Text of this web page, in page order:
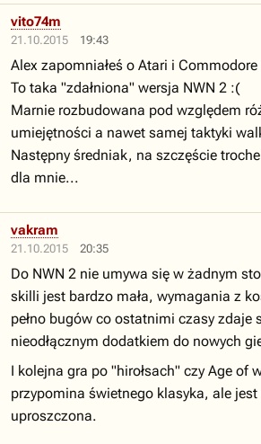
21.10.2015 19:43
vito74m
Alex zapomniałeś o Atari i Commodore
To taka "zdałniona" wersja NWN 2 :(
Marnie rozbudowana pod względem
umiejętności a nawet samej taktyki
Następny średniak, na szczęście
dla mnie...
21.10.2015 20:35
vakram
Do NWN 2 nie umywa się w żadnym
skilli jest bardzo mała, wymagania z
pełno bugów co ostatnimi czasy zdaje
nieodłącznym dodatkiem do nowych
I kolejna gra po "hirołsach" czy Age of
przypomina świetnego klasyka, ale jest
uproszczona.